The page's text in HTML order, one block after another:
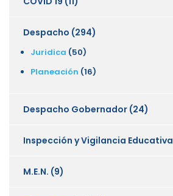
Despacho (294)
Juridica (50)
Planeación (16)
Despacho Gobernador (24)
Inspección y Vigilancia Educativa
M.E.N. (9)